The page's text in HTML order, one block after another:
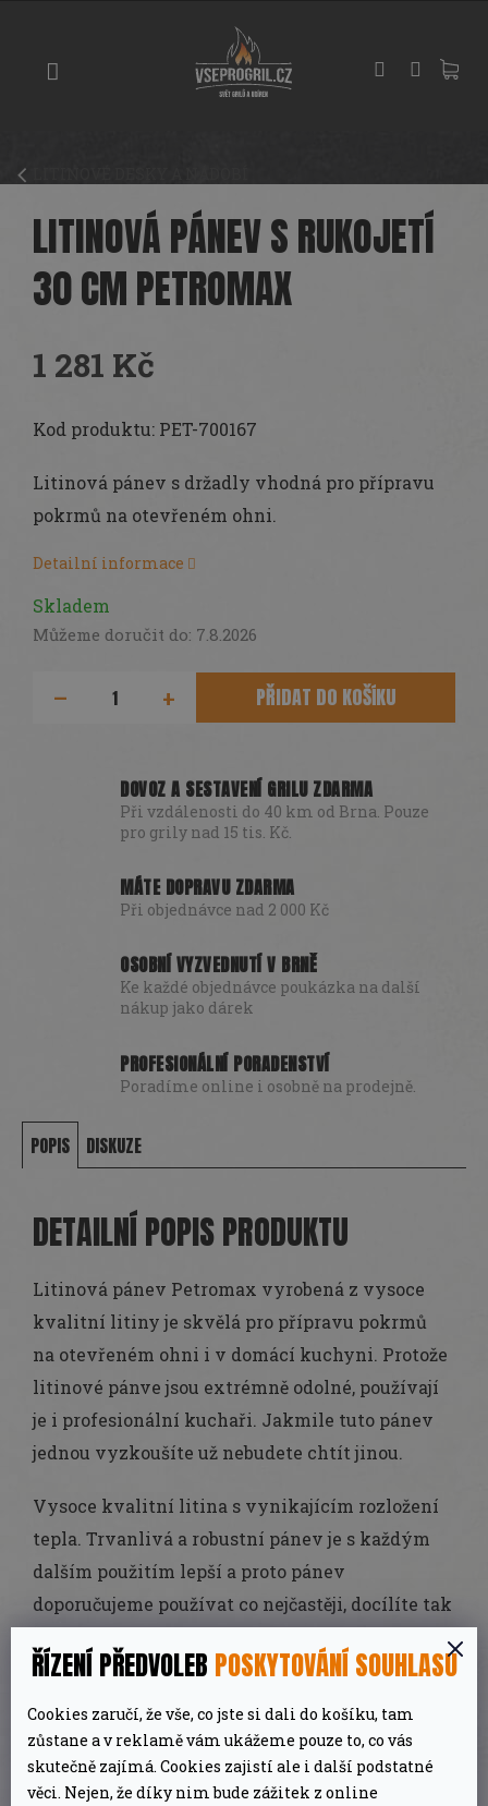
ŘÍZENÍ PŘEDVOLEB POSKYTOVÁNÍ SOUHLASU
Cookies zaručí, že vše, co jste si dali do košíku, tam
zůstane a v reklamě vám ukážeme pouze to, co vás
skutečně zajímá. Cookies zajistí ale i další podstatné
věci. Nejen, že díky nim bude zážitek z online
UDÍRNY
DŘEVO
PŘÍSLUŠENSTVÍ
KOŘENÍ
OMÁČKY
PEČENÍ
SLEVY
TERASA
LITINOVÁ PÁNEV S RUKOJETÍ
30 CM PETROMAX
1 281 Kč
cena:
Skladem
Můžeme doručit do: 7.8.2026
PŘIDAT DO KOŠÍKU
Kod produktu: PET-700167
Litinová pánev s držadly vhodná pro přípravu
pokrmů na otevřeném ohni.
Detailní informace
DOVOZ A SESTAVENÍ GRILU ZDARMA
Při vzdálenosti do 40 km od Brna. Pouze
pro grily nad 15 tis. Kč.
MÁTE DOPRAVU ZDARMA
Při objednávce nad 2 000 Kč
OSOBNÍ VYZVEDNUTÍ V BRNĚ
Ke každé objednávce poukázka na další
nákup jako dárek
PROFESIONÁLNÍ PORADENSTVÍ
Poradíme online i osobně na prodejně.
POPIS DISKUZE
DETAILNÍ POPIS PRODUKTU
Litinová pánev Petromax vyrobená z vysoce
kvalitní litiny je skvělá pro přípravu pokrmů
na otevřeném ohni i v domácí kuchyni. Protože
litinové pánve jsou extrémně odolné, používají
je i profesionální kuchaři. Jakmile tuto pánev
jednou vyzkoušíte už nebudete chtít jinou.
Vysoce kvalitní litina s vynikajícím rozložení
tepla. Trvanlivá a robustní pánev je s každým
dalším použitím lepší a proto pánev
doporučujeme používat co nejčastěji, docílíte tak
Můžete také servírovat pokrmy přímo v pánvi,
pokrm dlouho teplý a připravený k okamžité
konzumaci.